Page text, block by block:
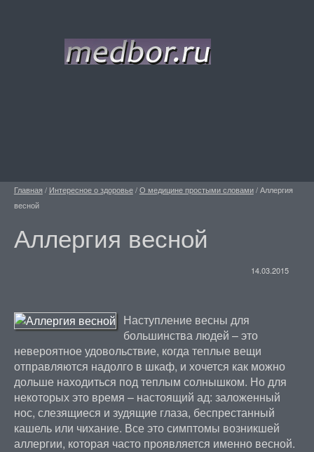
Главная / Интересное о здоровье/О медицине простыми словами/Аллергия
весной
Аллергия весной
14.03.2015
Наступление весны для
большинства людей – это
невероятное удовольствие, когда теплые вещи
отправляются надолго в шкаф, и хочется как можно
дольше находиться под теплым солнышком. Но для
некоторых это время – настоящий ад: заложенный
нос, слезящиеся и зудящие глаза, беспрестанный
кашель или чихание. Все это симптомы возникшей
аллергии, которая часто проявляется именно весной.